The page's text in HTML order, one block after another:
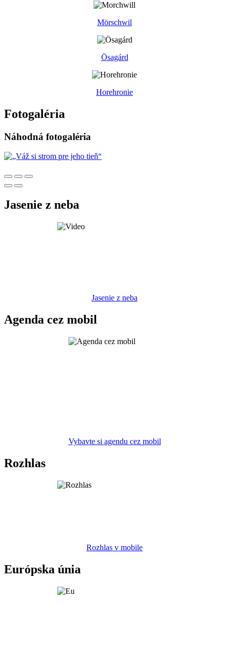
Mörschwil
Ösagárd
Horehronie
Fotogaléria
Náhodná fotogaléria
Jasenie z neba
Jasenie z neba
Agenda cez mobil
Vybavte si agendu cez mobil
Rozhlas
Rozhlas v mobile
Európska únia